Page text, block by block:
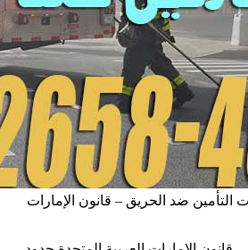
التأمين ضد الحريق – قانون الإمارات